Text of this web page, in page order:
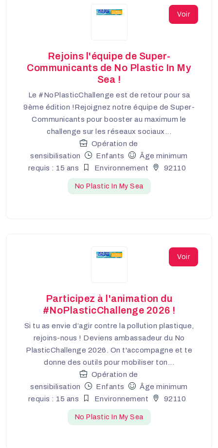
Voir
Rejoins l'équipe de Super-
Communicants de No Plastic In My
Sea !
Le #NoPlasticChallenge est de retour pour sa
9ème édition !Rejoignez notre équipe de Super-
Communicants pour booster au maximum le
challenge sur les réseaux sociaux...
Opération de
sensibilisation
Enfants
Âge minimum
requis : 15 ans
Environnement 92110
No Plastic In My Sea
Voir
Participez à l'animation du
#NoPlasticChallenge 2026 !
Si tu as envie d’agir contre la pollution plastique,
rejoins-nous ! Deviens ambassadeur du No
PlasticChallenge 2026. On t'accompagne et te
donne des outils pour mobiliser ton...
Opération de
sensibilisation
Enfants
Âge minimum
requis : 15 ans
Environnement 92110
No Plastic In My Sea